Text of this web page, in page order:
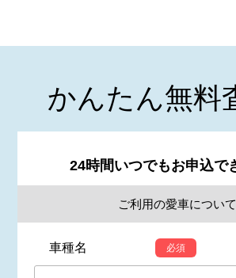
かんたん無料
24時間いつでもお申込で
ご利用の愛車について
車種名 必須